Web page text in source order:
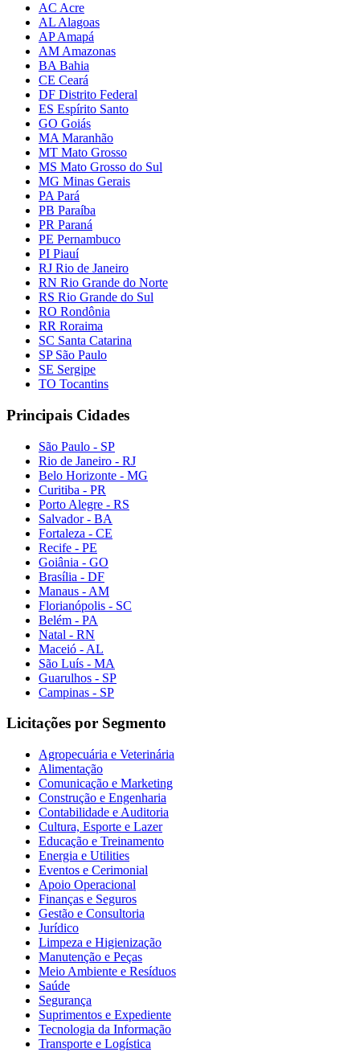
AC Acre
AL Alagoas
AP Amapá
AM Amazonas
BA Bahia
CE Ceará
DF Distrito Federal
ES Espírito Santo
GO Goiás
MA Maranhão
MT Mato Grosso
MS Mato Grosso do Sul
MG Minas Gerais
PA Pará
PB Paraíba
PR Paraná
PE Pernambuco
PI Piauí
RJ Rio de Janeiro
RN Rio Grande do Norte
RS Rio Grande do Sul
RO Rondônia
RR Roraima
SC Santa Catarina
SP São Paulo
SE Sergipe
TO Tocantins
Principais Cidades
São Paulo - SP
Rio de Janeiro - RJ
Belo Horizonte - MG
Curitiba - PR
Porto Alegre - RS
Salvador - BA
Fortaleza - CE
Recife - PE
Goiânia - GO
Brasília - DF
Manaus - AM
Florianópolis - SC
Belém - PA
Natal - RN
Maceió - AL
São Luís - MA
Guarulhos - SP
Campinas - SP
Licitações por Segmento
Agropecuária e Veterinária
Alimentação
Comunicação e Marketing
Construção e Engenharia
Contabilidade e Auditoria
Cultura, Esporte e Lazer
Educação e Treinamento
Energia e Utilities
Eventos e Cerimonial
Apoio Operacional
Finanças e Seguros
Gestão e Consultoria
Jurídico
Limpeza e Higienização
Manutenção e Peças
Meio Ambiente e Resíduos
Saúde
Segurança
Suprimentos e Expediente
Tecnologia da Informação
Transporte e Logística